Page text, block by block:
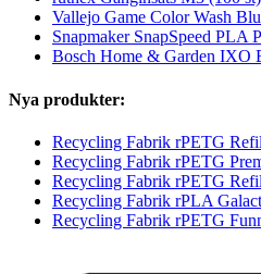
Vallejo Game Color Wash
Snapmaker SnapSpeed PLA
Bosch Home & Garden IXO
Nya produkter:
Recycling Fabrik rPETG
Recycling Fabrik rPETG
Recycling Fabrik rPETG
Recycling Fabrik rPLA
Recycling Fabrik rPETG